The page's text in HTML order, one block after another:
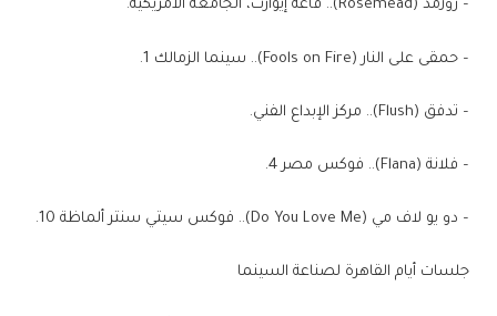
– روزمد (Rosemead).. قاعة إيوارت، الجامعة الأمريكية.
– حمقى على النار (Fools on Fire).. سينما الزمالك 1.
– تدفق (Flush).. مركز الإبداع الفني.
– فلانة (Flana).. فوكس مصر 4.
– دو يو لاف مي (Do You Love Me).. فوكس سيتي سنتر ألماظة 10.
جلسات أيام القاهرة لصناعة السينما